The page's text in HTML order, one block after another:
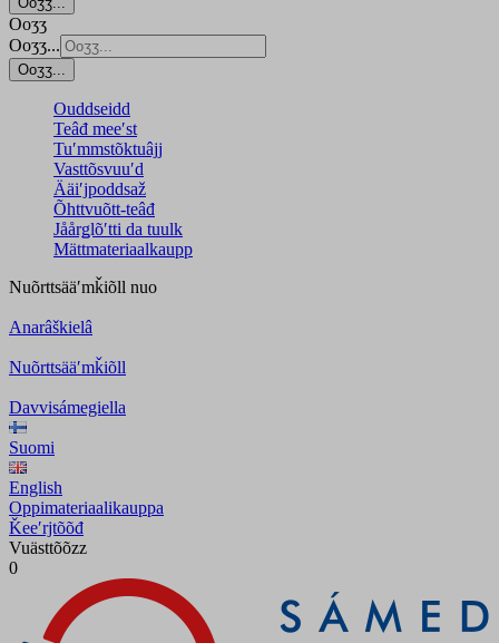
Ooʒʒ
Ooʒʒ...
Ooʒʒ...
Ouddseidd
Teâđ meeʹst
Tuʹmmstõktuâjj
Vasttõsvuuʹd
Ääiʹjpoddsaž
Õhttvuõtt-teâđ
Jåårǥlõʹtti da tuulk
Mättmateriaalkaupp
Nuõrttsääʹmǩiõll nuo
Anarâškielâ
Nuõrttsääʹmǩiõll
Davvisámegiella
Suomi
English
Oppimateriaalikauppa
Ǩeeʹrjtõõđ
Vuästtõõzz
0